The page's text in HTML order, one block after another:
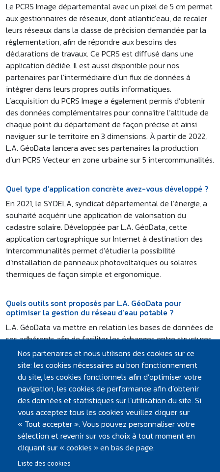
Le PCRS Image départemental avec un pixel de 5 cm permet
aux gestionnaires de réseaux, dont atlantic’eau, de recaler
leurs réseaux dans la classe de précision demandée par la
réglementation, afin de répondre aux besoins des
déclarations de travaux. Ce PCRS est diffusé dans une
application dédiée. Il est aussi disponible pour nos
partenaires par l’intermédiaire d’un flux de données à
intégrer dans leurs propres outils informatiques.
L’acquisition du PCRS Image a également permis d’obtenir
des données complémentaires pour connaître l’altitude de
chaque point du département de façon précise et ainsi
naviguer sur le territoire en 3 dimensions. À partir de 2022,
L.A. GéoData lancera avec ses partenaires la production
d’un PCRS Vecteur en zone urbaine sur 5 intercommunalités.
Quel type d’application concrète avez-vous développé ?
En 2021, le SYDELA, syndicat départemental de l’énergie, a
souhaité acquérir une application de valorisation du
cadastre solaire. Développée par L.A. GéoData, cette
application cartographique sur Internet à destination des
intercommunalités permet d’étudier la possibilité
d’installation de panneaux photovoltaïques ou solaires
thermiques de façon simple et ergonomique.
Quels outils sont proposés par L.A. GéoData pour
optimiser la gestion du réseau d’eau potable ?
L.A. GéoData va mettre en relation les bases de données de
ses adhérents afin de faciliter les échanges entre structures.
Ainsi, atlantic’eau pourra mettre à disposition ses données
sur le réseau d’eau potable, données qui peuvent être utiles
aux services urbanisme des collectivités mais aussi aux
services techniques lors de la conduite de travaux de voirie.
Atlantic’eau va également utiliser des outils développés par
L.A. GéoData pour réaliser l’inventaire de données sur le
terrain : par exemple, pour améliorer le suivi des captages,
atlantic’eau pourra identifier des infractions qui peuvent
nuire à la qualité de l'eau, telles que la destruction de haies
ou le désherbage de fossés.
Nos partenaires et nous utilisons des cookies sur ce
site: les cookies nécessaires au bon fonctionnement
du site, les cookies fonctionnels afin d’optimiser votre
navigation, les cookies de performance afin d’obtenir
des données et statistiques sur l’utilisation du site. Si
vous acceptez tous les cookies veuillez cliquer sur
« Tout accepter ». Vous pouvez personnaliser votre
sélection et revenir sur vos choix à tout moment en
cliquant sur « cookies » en bas de page.
Liste des cookies